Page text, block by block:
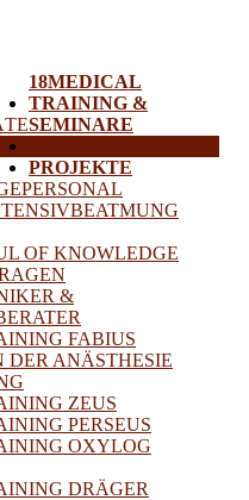
18MEDICAL
TRAINING &
SEMINARE
OF KNOWLEDGE
&
FABIUS
DER ANÄSTHESIE
ZEUS
PERSEUS
OXYLOG
DRÄGER
PROJEKTE